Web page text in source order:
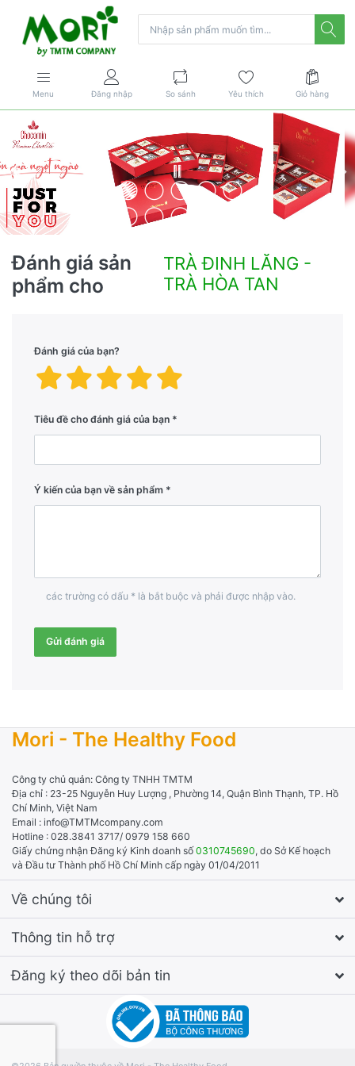
Menu Đăng nhập So sánh Yêu thích Giỏ hàng
Đánh giá sản
phẩm cho
TRÀ ĐINH LĂNG -
TRÀ HÒA TAN
Đánh giá của bạn?
Tiêu đề cho đánh giá của bạn
Ý kiến ​​của bạn về sản phẩm
các trường có dấu * là bắt buộc và phải được nhập vào.
Gửi đánh giá
Mori - The Healthy Food
Công ty chủ quản: Công ty TNHH TMTM
Địa chỉ : 23-25 Nguyễn Huy Lượng , Phường 14, Quận Bình Thạnh, TP. Hồ
Chí Minh, Việt Nam
Email : info@TMTMcompany.com
Hotline : 028.3841 3717/ 0979 158 660
Giấy chứng nhận Đăng ký Kinh doanh số0310745690, do Sở Kế hoạch
và Đầu tư Thành phố Hồ Chí Minh cấp ngày 01/04/2011
Về chúng tôi
Thông tin hỗ trợ
Đăng ký theo dõi bản tin